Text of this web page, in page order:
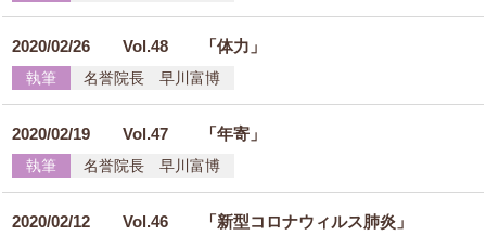
2020/02/26Vol.48 「体力」
執筆 名誉院長 早川富博
2020/02/19Vol.47 「年寄」
執筆 名誉院長 早川富博
2020/02/12Vol.46 「新型コロナウィルス肺炎」